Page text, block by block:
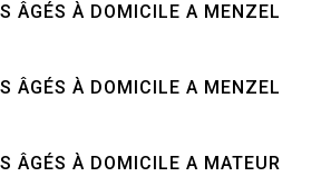
ÂGÉS À DOMICILE A MENZEL
ÂGÉS À DOMICILE A MENZEL
ÂGÉS À DOMICILE A MATEUR